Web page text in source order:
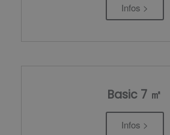
Infos >
Basic 7 ㎡
Infos >